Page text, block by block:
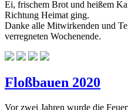
Ei, frischem Brot und heißem
Richtung Heimat ging.
Danke alle Mitwirkenden und
verregneten Wochenende.
Floßbauen 2020
Vor zwei Jahren wurde die